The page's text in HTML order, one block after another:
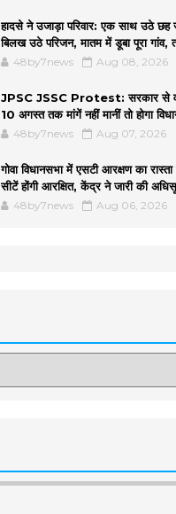
हादसे ने उजाड़ा परिवार: एक साथ उठे
बिलख उठे परिजन, मातम में डूबा पूरा गांव,
48by7news Aug 08, 2026
JPSC JSSC Protest: सरकार से
10 अगस्त तक मांगें नहीं मानीं तो होगा
48by7news Aug 07, 2026
गोवा विधानसभा में एसटी आरक्षण का
सीटें होंगी आरक्षित, केंद्र ने जारी की
48by7news Aug 06, 2026